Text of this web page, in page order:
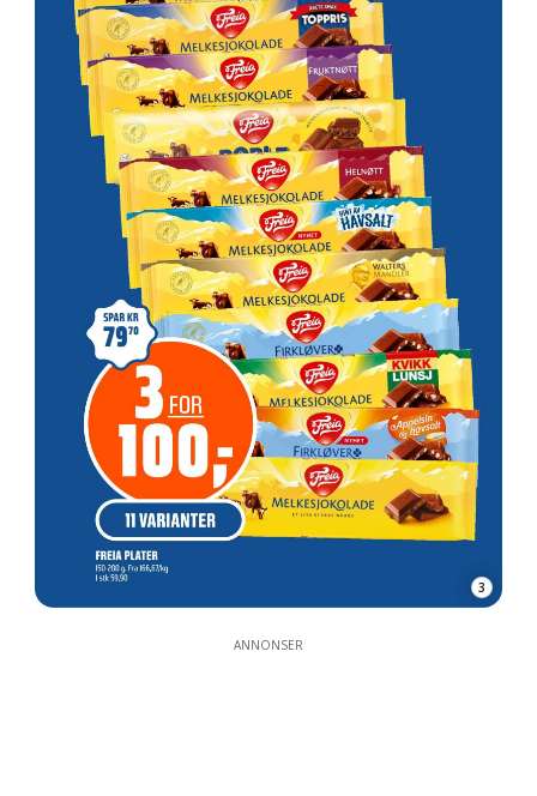
3
ANNONSER